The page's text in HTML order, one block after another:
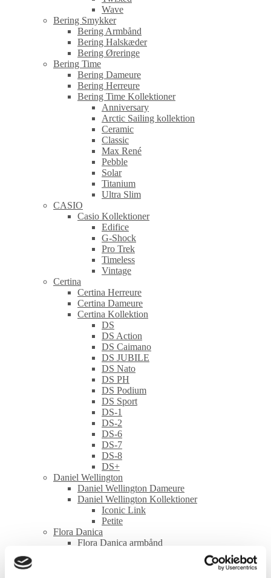
Wave
Bering Smykker
Bering Armbånd
Bering Halskæder
Bering Øreringe
Bering Time
Bering Dameure
Bering Herreure
Bering Time Kollektioner
Anniversary
Arctic Sailing kollektion
Ceramic
Classic
Max René
Pebble
Solar
Titanium
Ultra Slim
CASIO
Casio Kollektioner
Edifice
G-Shock
Pro Trek
Timeless
Vintage
Certina
Certina Herreure
Certina Dameure
Certina Kollektion
DS
DS Action
DS Caimano
DS JUBILE
DS Nato
DS PH
DS Podium
DS Sport
DS-1
DS-2
DS-6
DS-7
DS-8
DS+
Daniel Wellington
Daniel Wellington Dameure
Daniel Wellington Kollektioner
Iconic Link
Petite
Flora Danica
Flora Danica armbånd